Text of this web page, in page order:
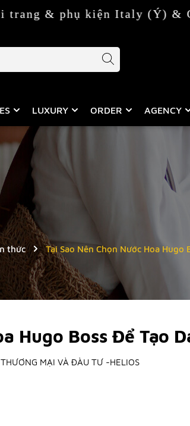
kiện Italy (Ý) & Châu Âu
LUXURY ORDER AGENCY
thức Tại Sao Nên Chọn Nước Hoa
Hugo Boss Để Tạo
MẠI VÀ ĐÀU TƯ -HELIOS